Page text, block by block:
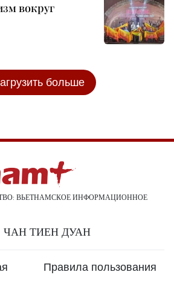
вокруг
больше
ВЬЕТНАМСКОЕ ИНФОРМАЦИОННОЕ
ЧАН ТИЕН ДУАН
Правила пользования